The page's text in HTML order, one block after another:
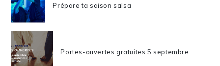
Prépare ta saison salsa
Portes-ouvertes gratuites 5 septembre